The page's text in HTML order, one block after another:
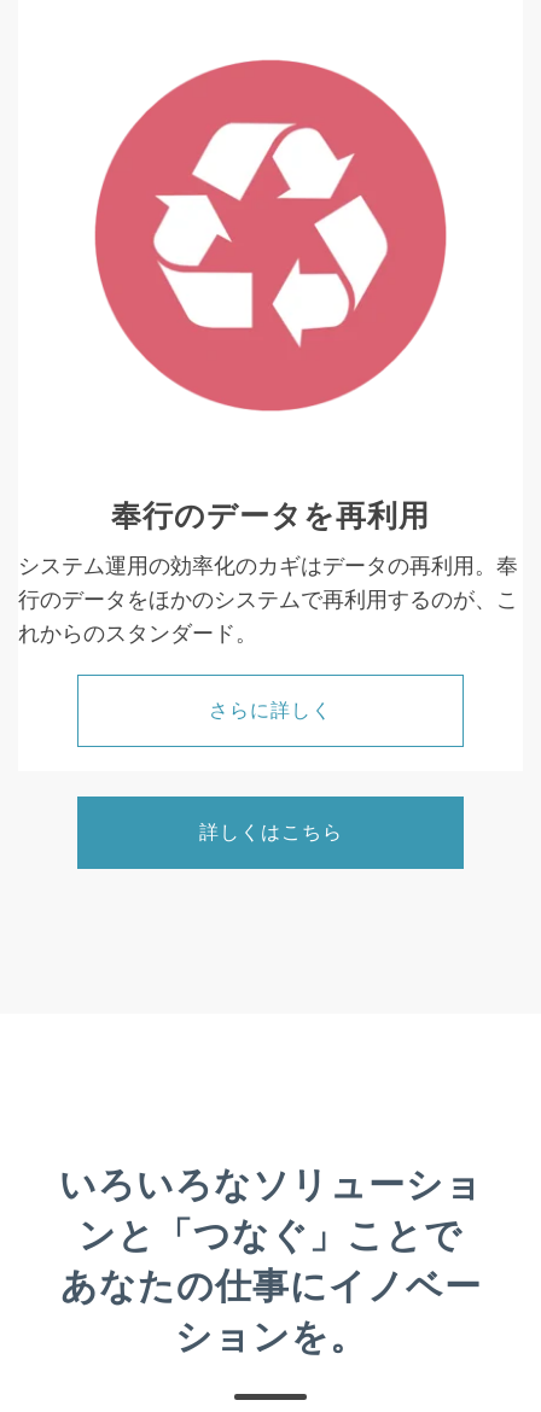
奉行のデータを再利用
システム運用の効率化のカギはデータの再利用。奉
行のデータをほかのシステムで再利用するのが、こ
れからのスタンダード。
さらに詳しく
詳しくはこちら
いろいろなソリューショ
ンと「つなぐ」ことで
あなたの仕事にイノベー
ションを。